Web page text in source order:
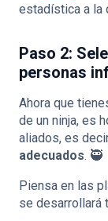
estadística a la
Paso 2:
personas
Ahora que
de un ninja, es
aliados, es
adecuados. 🥷
Piensa en las
se desarrollará